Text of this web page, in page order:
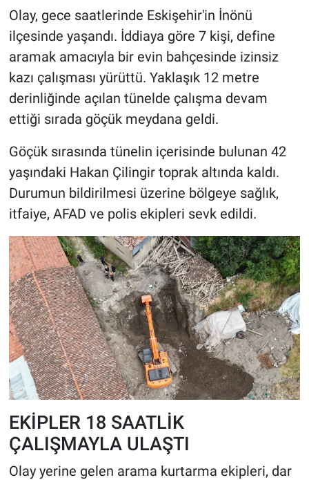
Olay, gece saatlerinde Eskişehir'in İnönü
ilçesinde yaşandı. İddiaya göre 7 kişi, define
aramak amacıyla bir evin bahçesinde izinsiz
kazı çalışması yürüttü. Yaklaşık 12 metre
derinliğinde açılan tünelde çalışma devam
ettiği sırada göçük meydana geldi.
Göçük sırasında tünelin içerisinde bulunan 42
yaşındaki Hakan Çilingir toprak altında kaldı.
Durumun bildirilmesi üzerine bölgeye sağlık,
itfaiye, AFAD ve polis ekipleri sevk edildi.
EKİPLER 18 SAATLİK
ÇALIŞMAYLA ULAŞTI
Olay yerine gelen arama kurtarma ekipleri, dar